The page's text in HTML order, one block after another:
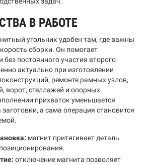
В РАБОТЕ
угольник удобен там, где важны
сборки. Он помогает
без постоянного участия второго
актуально при изготовлении
ремонте рамных узлов,
ворот, стеллажей и опорных
прихваток уменьшается
заготовки, а сама операция становится
магнит притягивает деталь
отключение магнита позволяет